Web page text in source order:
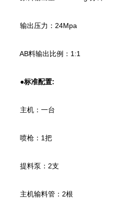
输出压力：24Mpa
AB料输出比例：1:1
●标准配置:
主机：一台
喷枪：1把
提料泵：2支
主机输料管：2根